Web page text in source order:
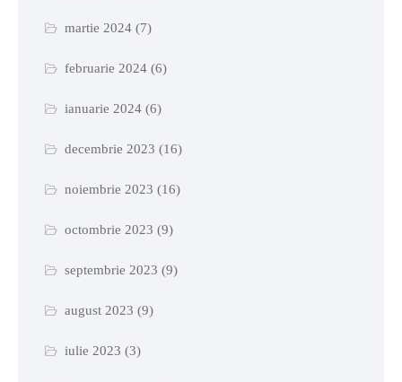
martie 2024(7)
februarie 2024(6)
ianuarie 2024(6)
decembrie 2023 (16)
noiembrie 2023 (16)
octombrie 2023 (9)
septembrie 2023 (9)
august 2023 (9)
iulie 2023 (3)